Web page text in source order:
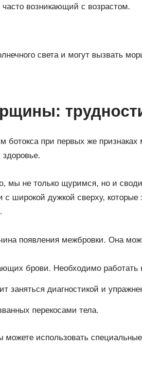
возникающий с возрастом.
света и могут вызвать
ботокса при первых же
мы не только щуримся, но и
широкой дужкой сверху,
появления межбровки. Она
брови. Необходимо работать
заняться диагностикой и
перекосами тела.
можете использовать